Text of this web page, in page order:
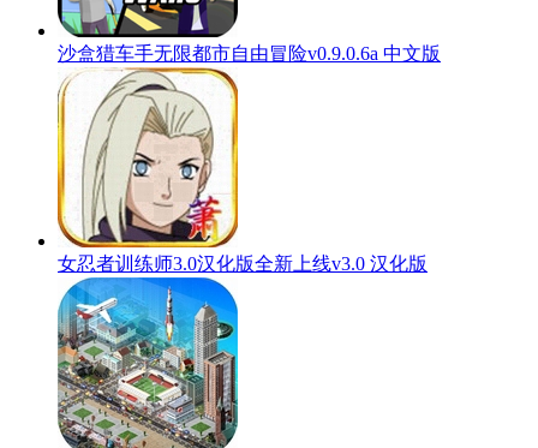
沙盒猎车手无限都市自由冒险v0.9.0.6a 中文版
女忍者训练师3.0汉化版全新上线v3.0 汉化版